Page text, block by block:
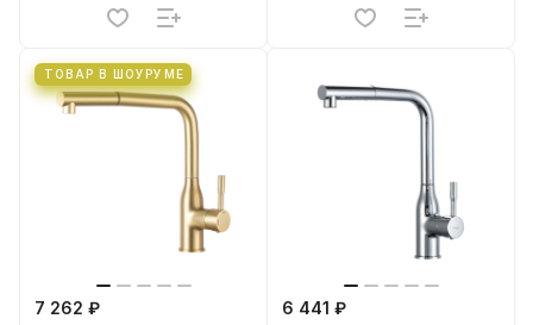
ТОВАР В ШОУРУМЕ
7 262 ₽ 6 441 ₽